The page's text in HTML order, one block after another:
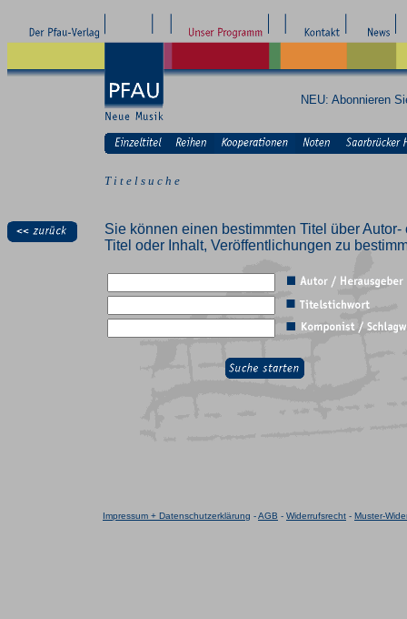
NEU: Abonnieren
T i t e l s u c h e
Sie können einen bestimmten Titel über
Titel oder Inhalt, Veröffentlichungen zu
Impressum + Datenschutzerklärung -AGB - Widerrufsrecht - Muster-